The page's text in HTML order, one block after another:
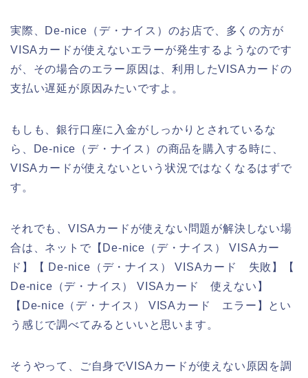
実際、De-nice（デ・ナイス）のお店で、多くの方が
VISAカードが使えないエラーが発生するようなのです
が、その場合のエラー原因は、利用したVISAカードの
支払い遅延が原因みたいですよ。
もしも、銀行口座に入金がしっかりとされているな
ら、De-nice（デ・ナイス）の商品を購入する時に、
VISAカードが使えないという状況ではなくなるはずで
す。
それでも、VISAカードが使えない問題が解決しない場
合は、ネットで【De-nice（デ・ナイス） VISAカー
ド】【 De-nice（デ・ナイス） VISAカード 失敗】【
De-nice（デ・ナイス） VISAカード 使えない】
【De-nice（デ・ナイス） VISAカード エラー】とい
う感じで調べてみるといいと思います。
そうやって、ご自身でVISAカードが使えない原因を調